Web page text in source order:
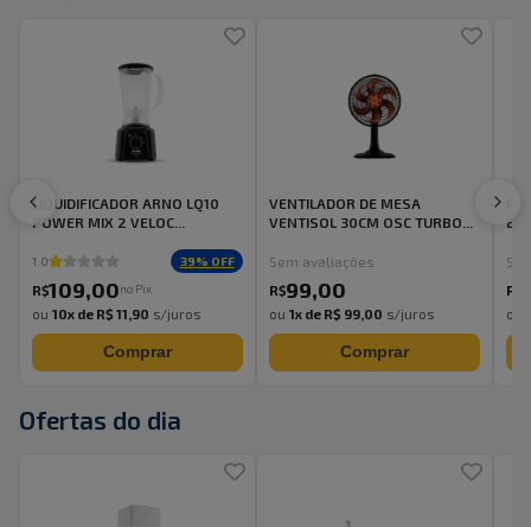
LIQUIDIFICADOR ARNO LQ10
POWER MIX 2 VELOC...
1.0 39% OFF
R$109,00no Pix
ou 10x de R$ 11,90 s/juros
Comprar
VENTILADOR DE MESA
VENTISOL 30CM OSC TURBO...
Sem avaliações
R$99,00
ou 1x de R$ 99,00 s/juros
Comprar
R$
ou
Ofertas do dia